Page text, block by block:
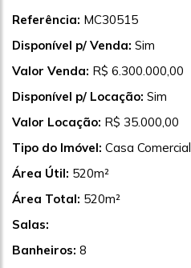
Referência: MC30515
Disponível p/ Venda: Sim
Valor Venda: R$ 6.300.000,00
Disponível p/ Locação: Sim
Valor Locação: R$ 35.000,00
Tipo do Imóvel: Casa Comercial
Área Útil: 520m²
Área Total: 520m²
Salas:
Banheiros: 8